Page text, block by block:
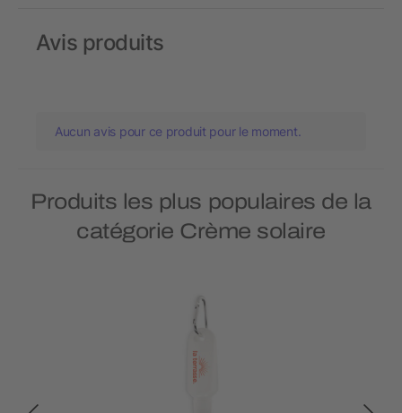
Avis produits
Aucun avis pour ce produit pour le moment.
Produits les plus populaires de la
catégorie Crème solaire